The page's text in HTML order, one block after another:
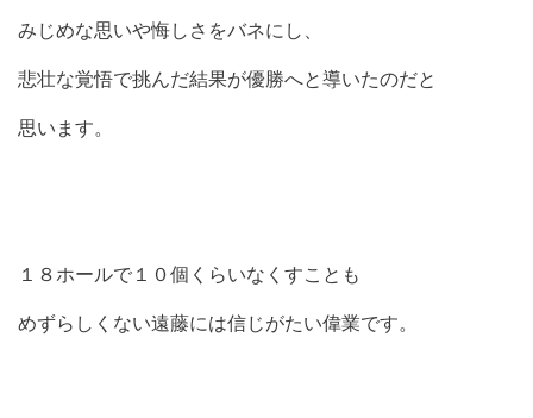
みじめな思いや悔しさをバネにし、
悲壮な覚悟で挑んだ結果が優勝へと導いたのだと
思います。
１８ホールで１０個くらいなくすことも
めずらしくない遠藤には信じがたい偉業です。